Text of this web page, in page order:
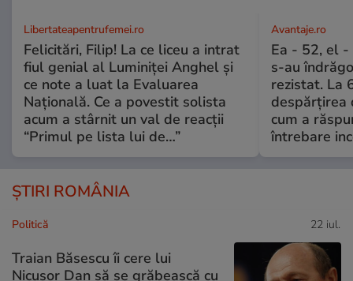
Libertateapentrufemei.ro
Felicitări, Filip! La ce liceu a intrat
fiul genial al Luminiței Anghel și
ce note a luat la Evaluarea
Națională. Ce a povestit solista
acum a stârnit un val de reacții
“Primul pe lista lui de…”
Avantaje.ro
Ea - 52, el -
s-au
rezistat. La
despărțirea
cum a
întrebare
ȘTIRI ROMÂNIA
Politică 22 iul.
Traian Băsescu îi cere lui
Nicușor Dan să se grăbească cu